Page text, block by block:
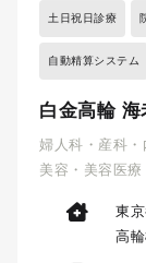
土日祝日診療
自動精算システム
白金高輪 海
婦人科・産科
美容・美容医療
東
高